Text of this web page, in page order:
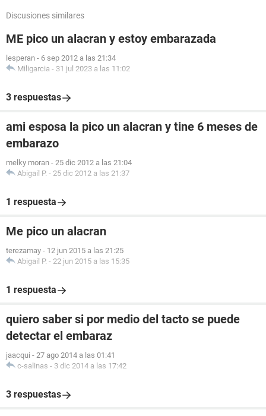
Discusiones similares
ME pico un alacran y estoy embarazada
lesperan - 6 sep 2012 a las 21:34
Miligarcia - 31 jul 2023 a las 11:02
3 respuestas
ami esposa la pico un alacran y tine 6 meses de
embarazo
melky moran - 25 dic 2012 a las 21:04
Abigail P. - 25 dic 2012 a las 21:37
1 respuesta
Me pico un alacran
terezamay - 12 jun 2015 a las 21:25
Abigail P. - 22 jun 2015 a las 15:35
1 respuesta
quiero saber si por medio del tacto se puede
detectar el embaraz
jaacqui - 27 ago 2014 a las 01:41
c-salinas - 3 dic 2014 a las 17:42
3 respuestas